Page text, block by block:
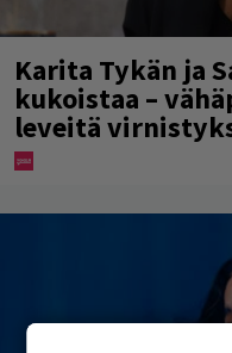
Karita Tykän ja
kukoistaa –
leveitä